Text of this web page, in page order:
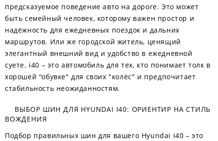
предсказуемое поведение авто на дороге. Это может
быть семейный человек, которому важен простор и
надёжность для ежедневных поездок и дальних
маршрутов. Или же городской житель, ценящий
элегантный внешний вид и удобство в ежедневной
суете. i40 – это автомобиль для тех, кто понимает толк в
хорошей "обувке" для своих "колёс" и предпочитает
стабильность неожиданностям.
ВЫБОР ШИН ДЛЯ HYUNDAI I40: ОРИЕНТИР НА СТИЛЬ
ВОЖДЕНИЯ
Подбор правильных шин для вашего Hyundai i40 – это